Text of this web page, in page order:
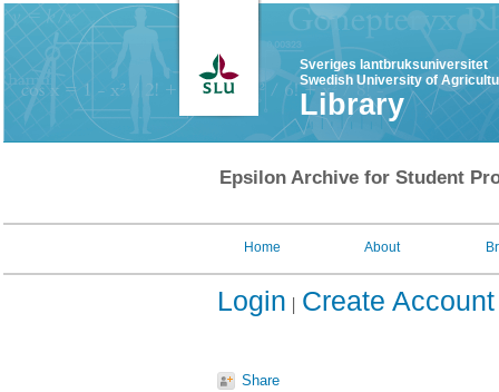
Sveriges lantbruksuniversitet
Swedish University of
Library
Epsilon Archive for Student
Home About
Login Create Account
Share